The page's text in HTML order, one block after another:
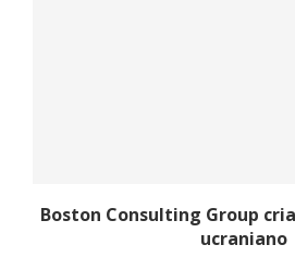
Boston Consulting Group
ucraniano